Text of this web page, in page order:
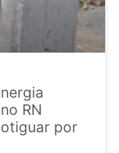
RN
por